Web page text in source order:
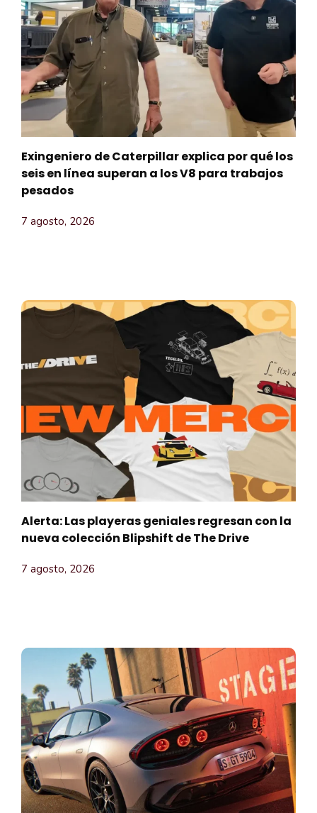
Exingeniero de Caterpillar explica por qué los
seis en línea superan a los V8 para trabajos
pesados
7 agosto, 2026
Alerta: Las playeras geniales regresan con la
nueva colección Blipshift de The Drive
7 agosto, 2026